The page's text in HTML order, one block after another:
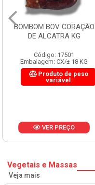
BOMBOM BOV CORAÇÃO
DE ALCATRA KG
Código: 17501
Embalagem: CX/± 18 KG
Produto de peso
variável
VER PREÇO
Vegetais e Massas
Veja mais